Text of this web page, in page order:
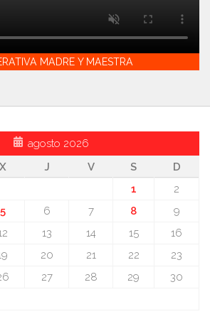
MADRE Y MAESTRA
agosto 2026
X J V S
D
1
2
5 6 7 8
9
13 14 15
16
20 21 22
23
27 28 29
30